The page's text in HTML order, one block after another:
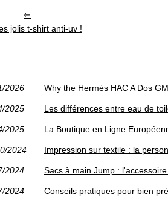
jolis t-shirt anti-uv !
2026 Why the Hermès HAC A Dos
2025 Les différences entre eau de
2025 La Boutique en Ligne
2024 Impression sur textile : la
2024 Sacs à main Jump :
2024 Conseils pratiques pour bien